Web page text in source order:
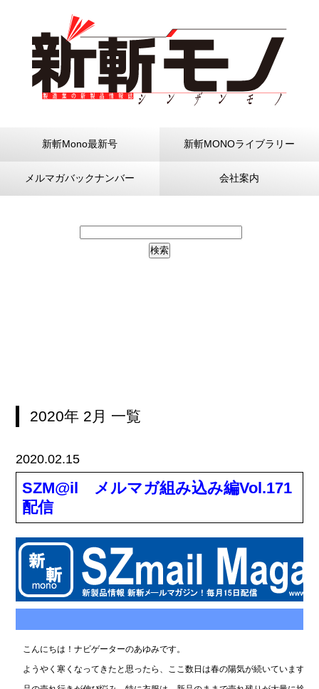
新斬Mono最新号 新斬MONOライブラリー
メルマガバックナンバー 会社案内
2020年 2月 一覧
2020.02.15
SZM@il メルマガ組み込み編Vol.171
配信
こんにちは！ナビゲーターのあゆみです。
ようやく寒くなってきたと思ったら、ここ数日は春の陽気が続いています。